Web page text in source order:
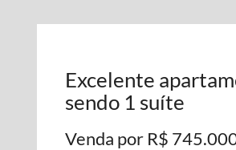
Excelente
sendo 1 suíte
Venda por R$